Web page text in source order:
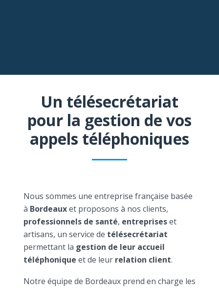
Un télésecrétariat
pour la gestion de vos
appels téléphoniques
Nous sommes une entreprise française basée
à Bordeauxet proposons à nos clients,
professionnels de santé, entrepriseset
artisans, un service de télésecrétariat
permettant la gestion de leur accueil
téléphonique et de leur relation client.
Notre équipe de Bordeaux prend en charge les